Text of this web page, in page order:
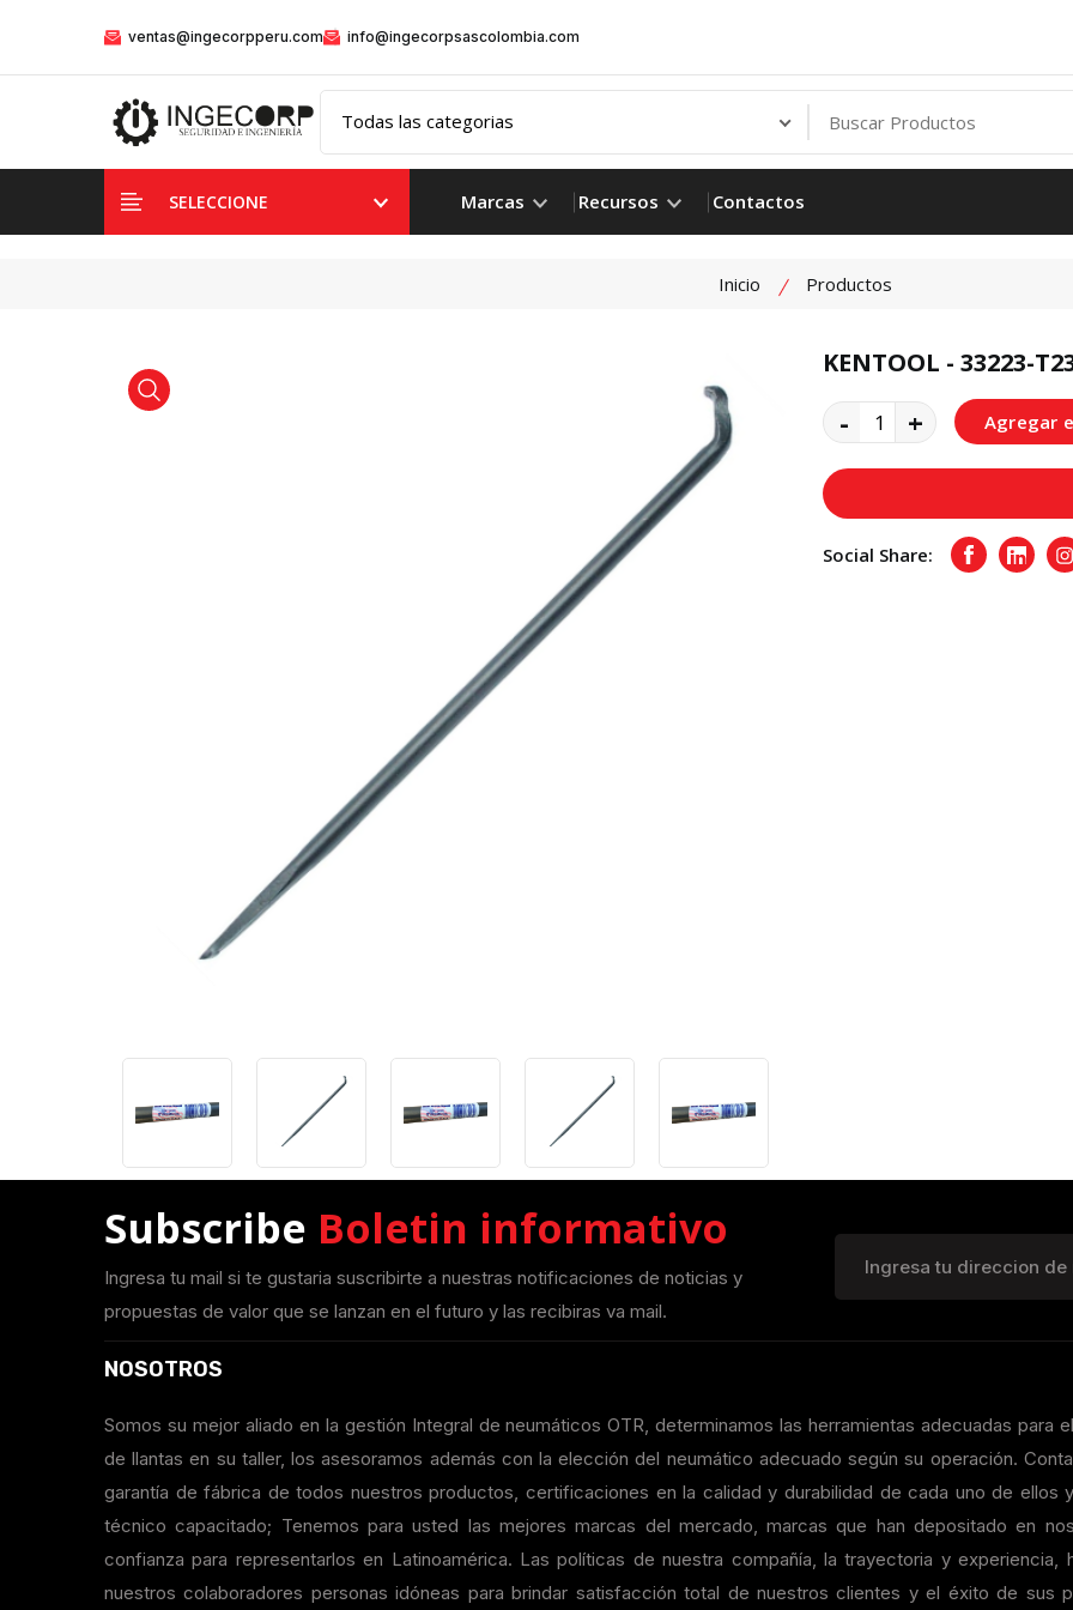
ventas@ingecorpperu.com info@ingecorpsascolombia.com
SELECCIONE Marcas Recursos Contactos
Inicio Productos
product view product view
KENTOOL - 33223-
- + Agregar
Social Share: Facebook
Subscribe Boletin informativo
Ingresa tu mail si te gustaria suscribirte a nuestras notificaciones de noticias y
propuestas de valor que se lanzan en el futuro y las recibiras va mail.
NOSOTROS
Somos su mejor aliado en la gestión Integral de neumáticos OTR, determinamos las herramientas adecuadas para
de llantas en su taller, los asesoramos además con la elección del neumático adecuado según su operación.
garantía de fábrica de todos nuestros productos, certificaciones en la calidad y durabilidad de cada uno de ellos
técnico capacitado; Tenemos para usted las mejores marcas del mercado, marcas que han depositado en
confianza para representarlos en Latinoamérica. Las políticas de nuestra compañía, la trayectoria y experiencia,
nuestros colaboradores personas idóneas para brindar satisfacción total de nuestros clientes y el éxito de sus